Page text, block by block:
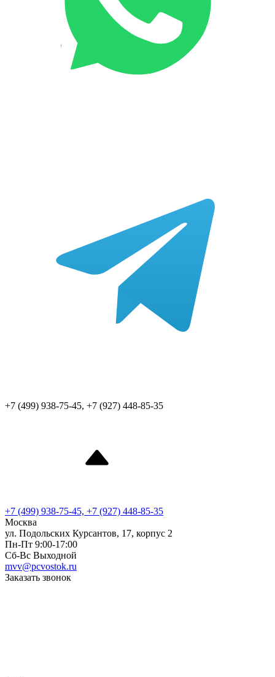
+7 (499) 938-75-45, +7 (927) 448-85-35
+7 (499) 938-75-45, +7 (927) 448-85-35
Москва
ул. Подольских Курсантов, 17, корпус 2
Пн-Пт 9:00-17:00
Сб-Вс Выходной
mvv@pcvostok.ru
Заказать звонок